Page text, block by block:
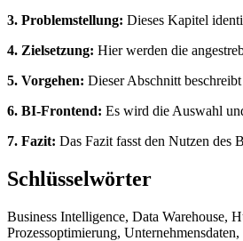
3. Problemstellung: Dieses Kapitel
4. Zielsetzung: Hier werden die
5. Vorgehen: Dieser Abschnitt
6. BI-Frontend: Es wird die Auswahl
7. Fazit: Das Fazit fasst den Nutzen des
Schlüsselwörter
Business Intelligence, Data Warehouse,
Prozessoptimierung,